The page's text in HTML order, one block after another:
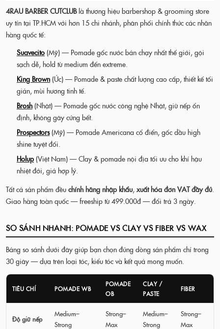
4RAU BARBER CUTCLUBlà thương hiệu barbershop & grooming store
uy tín tại TP.HCM với hơn 15 chi nhánh, phân phối chính thức các nhãn
hàng quốc tế:
Suavecito (Mỹ) — Pomade gốc nước bán chạy nhất thế giới, gội
sạch dễ, hold từ medium đến extreme.
King Brown (Úc) — Pomade & paste chất lượng cao cấp, thiết kế tối
giản, mùi hương tinh tế.
Brosh (Nhật) — Pomade gốc nước công nghệ Nhật, giữ nếp ổn
định, không gây cứng bết.
Prospectors(Mỹ) — Pomade Americana cổ điển, gốc dầu high
shine tuyệt đối.
Holup (Việt Nam) — Clay & pomade nội địa tối ưu cho khí hậu
nhiệt đới, giá hợp lý.
Tất cả sản phẩm đều chính hãng nhập khẩu, xuất hóa đơn VAT đầy đủ
Giao hàng toàn quốc — freeship từ 499.000đ — đổi trả 3 ngày.
SO SÁNH NHANH: POMADE VS CLAY VS FIBER VS WAX
Bảng so sánh dưới đây giúp bạn chọn đúng dòng sản phẩm chỉ trong
30 giây — dựa trên loại tóc, kiểu tóc và kết quả mong muốn.
TIÊU CHÍ POMADE WB
POMADE
OB
CLAY /
PASTE
FIBER
Độ giữ nếp
Medium–
Strong
Strong–
Max
Medium–
Strong
Strong–
Max